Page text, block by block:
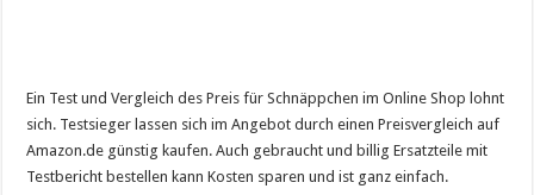
Ein Test und Vergleich des Preis für Schnäppchen im Online Shop lohnt
sich. Testsieger lassen sich im Angebot durch einen Preisvergleich auf
Amazon.de günstig kaufen. Auch gebraucht und billig Ersatzteile mit
Testbericht bestellen kann Kosten sparen und ist ganz einfach.